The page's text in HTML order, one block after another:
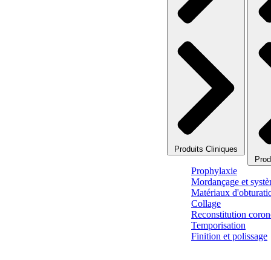
Produits Cliniques
Prophylaxie
Mordançage et
Matériaux
Collage
Reconstitution
Temporisation
Finition et polissage